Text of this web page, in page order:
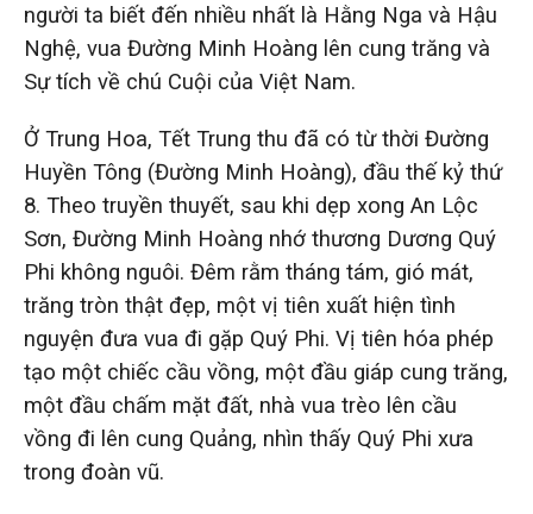
người ta biết đến nhiều nhất là Hằng Nga và Hậu
Nghệ, vua Đường Minh Hoàng lên cung trăng và
Sự tích về chú Cuội của Việt Nam.
Ở Trung Hoa, Tết Trung thu đã có từ thời Đường
Huyền Tông (Đường Minh Hoàng), đầu thế kỷ thứ
8. Theo truyền thuyết, sau khi dẹp xong An Lộc
Sơn, Đường Minh Hoàng nhớ thương Dương Quý
Phi không nguôi. Đêm rằm tháng tám, gió mát,
trăng tròn thật đẹp, một vị tiên xuất hiện tình
nguyện đưa vua đi gặp Quý Phi. Vị tiên hóa phép
tạo một chiếc cầu vồng, một đầu giáp cung trăng,
một đầu chấm mặt đất, nhà vua trèo lên cầu
vồng đi lên cung Quảng, nhìn thấy Quý Phi xưa
trong đoàn vũ.